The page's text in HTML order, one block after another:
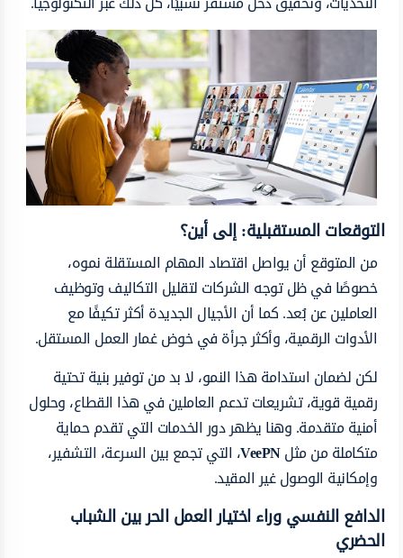
التوقعات المستقبلية: إلى أين؟
من المتوقع أن يواصل اقتصاد المهام المستقلة نموه،
خصوصًا في ظل توجه الشركات لتقليل التكاليف وتوظيف
العاملين عن بُعد. كما أن الأجيال الجديدة أكثر تكيفًا مع
الأدوات الرقمية، وأكثر جرأة في خوض غمار العمل المستقل.
لكن لضمان استدامة هذا النمو، لا بد من توفير بنية تحتية
رقمية قوية، تشريعات تدعم العاملين في هذا القطاع، وحلول
أمنية متقدمة. وهنا يظهر دور الخدمات التي تقدم حماية
متكاملة من مثلVeePN، التي تجمع بين السرعة، التشفير،
وإمكانية الوصول غير المقيد.
الدافع النفسي وراء اختيار العمل الحر بين الشباب
الحضري